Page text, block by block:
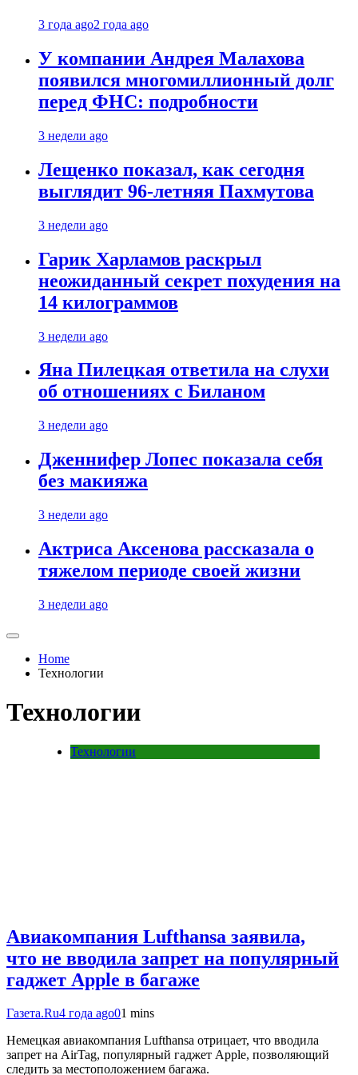
3 года ago2 года ago
У компании Андрея Малахова
появился многомиллионный долг
перед ФНС: подробности
3 недели ago
Лещенко показал, как сегодня
выглядит 96-летняя Пахмутова
3 недели ago
Гарик Харламов раскрыл
неожиданный секрет похудения на
14 килограммов
3 недели ago
Яна Пилецкая ответила на слухи
об отношениях с Биланом
3 недели ago
Дженнифер Лопес показала себя
без макияжа
3 недели ago
Актриса Аксенова рассказала о
тяжелом периоде своей жизни
3 недели ago
Home
Технологии
Технологии
Технологии
Авиакомпания Lufthansa заявила,
что не вводила запрет на популярный
гаджет Apple в багаже
Газета.Ru4 года ago01 mins
Немецкая авиакомпания Lufthansa отрицает, что вводила
запрет на AirTag, популярный гаджет Apple, позволяющий
следить за местоположением багажа.